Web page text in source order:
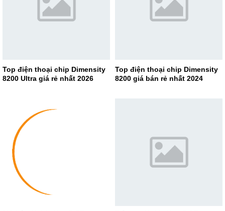
Top điện thoại chip Dimensity
8200 Ultra giá rẻ nhất 2026
Top điện thoại chip Dimensity
8200 giá bán rẻ nhất 2024